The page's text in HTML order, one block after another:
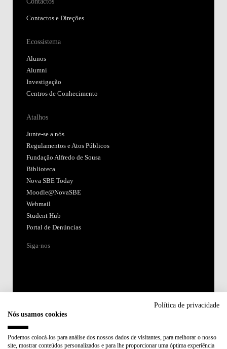
Contactos e Direções
Ecossistema
Alunos
Alumni
Investigação
Centros de Conhecimento
Atalhos
Junte-se a nós
Regulamentos e Atos Públicos
Fundação Alfredo de Sousa
Biblioteca
Nova SBE Today
Moodle@NovaSBE
Webmail
Student Hub
Portal de Denúncias
Siga-nos
Política de privacidade
Nós usamos cookies
Podemos colocá-los para análise dos nossos dados de visitantes, para melhorar o nosso
site, mostrar conteúdos personalizados e para lhe proporcionar uma óptima experiência